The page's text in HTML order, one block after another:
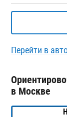
Перейти в
в Москве